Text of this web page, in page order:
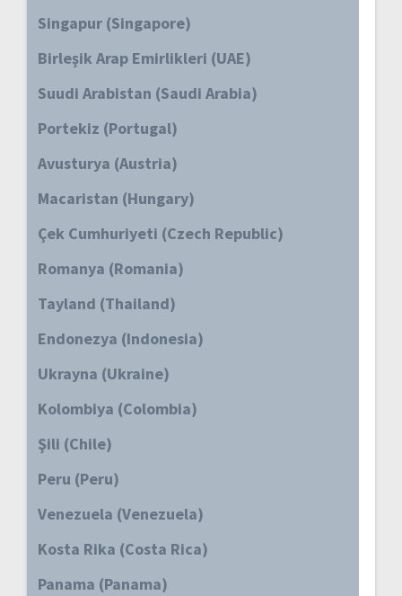
Singapur (Singapore)
Birleşik Arap Emirlikleri (UAE)
Suudi Arabistan (Saudi Arabia)
Portekiz (Portugal)
Avusturya (Austria)
Macaristan (Hungary)
Çek Cumhuriyeti (Czech Republic)
Romanya (Romania)
Tayland (Thailand)
Endonezya (Indonesia)
Ukrayna (Ukraine)
Kolombiya (Colombia)
Şili (Chile)
Peru (Peru)
Venezuela (Venezuela)
Kosta Rika (Costa Rica)
Panama (Panama)